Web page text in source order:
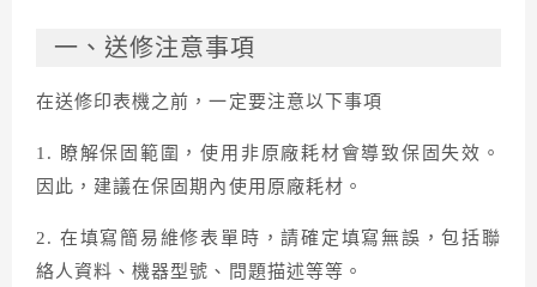
一、送修注意事項
在送修印表機之前，一定要注意以下事項
1. 瞭解保固範圍，使用非原廠耗材會導致保固失效。
因此，建議在保固期內使用原廠耗材。
2. 在填寫簡易維修表單時，請確定填寫無誤，包括聯
絡人資料、機器型號、問題描述等等。